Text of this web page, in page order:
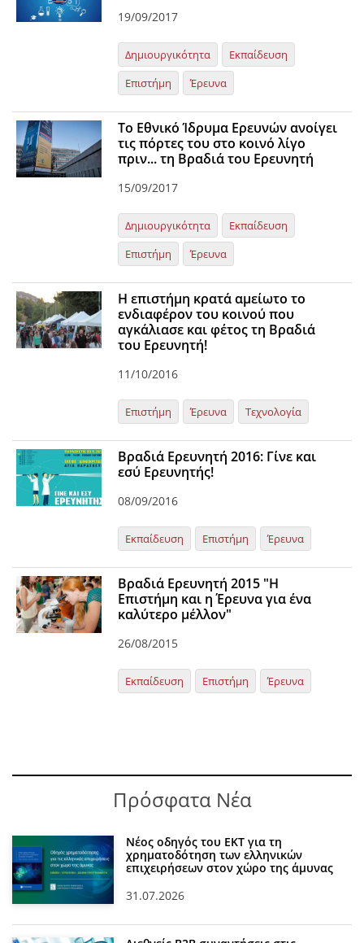
19/09/2017
Δημιουργικότητα
Εκπαίδευση
Επιστήμη
Έρευνα
Το Εθνικό Ίδρυμα Ερευνών ανοίγει
τις πόρτες του στο κοινό λίγο
πριν... τη Βραδιά του Ερευνητή
15/09/2017
Δημιουργικότητα
Εκπαίδευση
Επιστήμη
Έρευνα
Η επιστήμη κρατά αμείωτο το
ενδιαφέρον του κοινού που
αγκάλιασε και φέτος τη Βραδιά
του Ερευνητή!
11/10/2016
Επιστήμη Έρευνα Τεχνολογία
Βραδιά Ερευνητή 2016: Γίνε και
εσύ Ερευνητής!
08/09/2016
Εκπαίδευση Επιστήμη Έρευνα
Βραδιά Ερευνητή 2015 "Η
Επιστήμη και η Έρευνα για ένα
καλύτερο μέλλον"
26/08/2015
Εκπαίδευση Επιστήμη Έρευνα
Πρόσφατα Νέα
Νέος οδηγός του ΕΚΤ για τη
χρηματοδότηση των ελληνικών
επιχειρήσεων στον χώρο της άμυνας
31.07.2026